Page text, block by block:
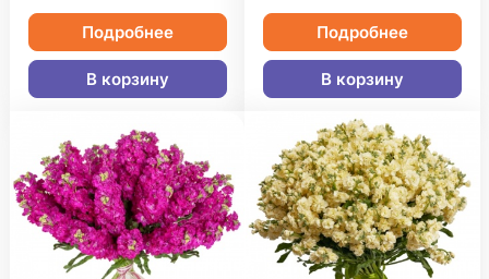
Подробнее
В корзину
Подробнее
В корзину